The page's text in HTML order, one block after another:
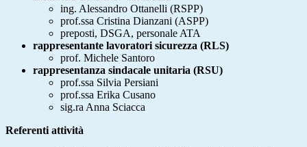
ing. Alessandro Ottanelli (RSPP)
prof.ssa Cristina Dianzani (ASPP)
preposti, DSGA, personale ATA
rappresentante lavoratori sicurezza (RLS)
prof. Michele Santoro
rappresentanza sindacale unitaria (RSU)
prof.ssa Silvia Persiani
prof.ssa Erika Cusano
sig.ra Anna Sciacca
Referenti attività